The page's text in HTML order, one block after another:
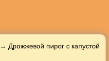
→ Дрожжевой пирог с капустой